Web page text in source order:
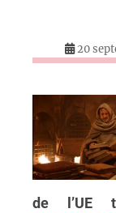
20
de l’UE